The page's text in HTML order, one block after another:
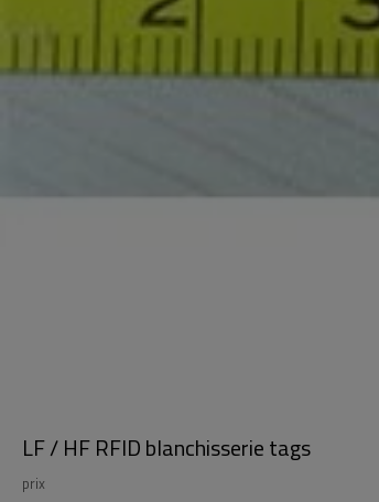
LF / HF RFID blanchisserie tags
prix